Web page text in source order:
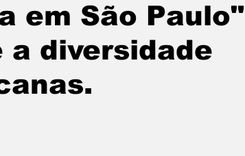
em São Paulo"
diversidade